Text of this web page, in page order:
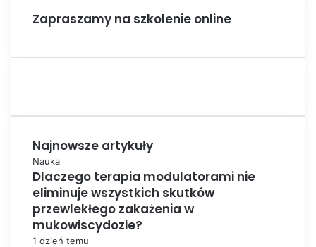
Zapraszamy na szkolenie online
Najnowsze artykuły
Nauka
Dlaczego terapia modulatorami nie
eliminuje wszystkich skutków
przewlekłego zakażenia w
mukowiscydozie?
1 dzień temu